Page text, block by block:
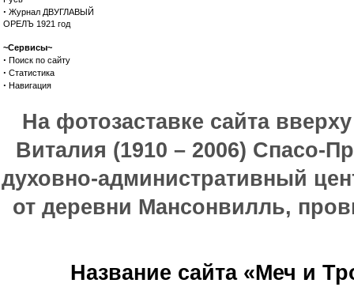
· Журнал ДВУГЛАВЫЙ
ОРЕЛЪ 1921 год
~Сервисы~
· Поиск по сайту
· Статистика
· Навигация
На фотозаставке сайта
Виталия (1910 – 2006) Спасо-
духовно-административный
от деревни Мансонвилль,
Название сайта «Меч и